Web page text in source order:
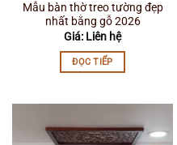
Mẫu bàn thờ treo tường đẹp
nhất bằng gỗ 2026
Giá: Liên hệ
ĐỌC TIẾP